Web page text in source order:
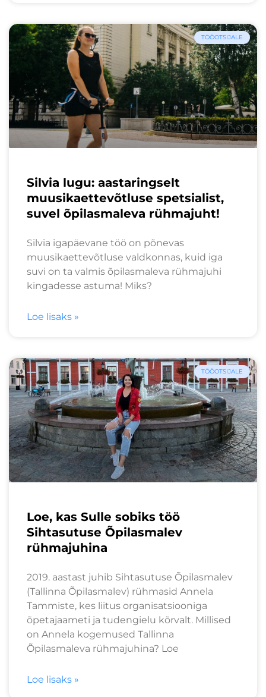
TÖÖOTSIJALE
Silvia lugu: aastaringselt
muusikaettevõtluse spetsialist,
suvel õpilasmaleva rühmajuht!
Silvia igapäevane töö on põnevas
muusikaettevõtluse valdkonnas, kuid iga
suvi on ta valmis õpilasmaleva rühmajuhi
kingadesse astuma! Miks?
Loe lisaks »
TÖÖOTSIJALE
Loe, kas Sulle sobiks töö
Sihtasutuse Õpilasmalev
rühmajuhina
2019. aastast juhib Sihtasutuse Õpilasmalev
(Tallinna Õpilasmalev) rühmasid Annela
Tammiste, kes liitus organisatsiooniga
õpetajaameti ja tudengielu kõrvalt. Millised
on Annela kogemused Tallinna
Õpilasmaleva rühmajuhina? Loe
Loe lisaks »